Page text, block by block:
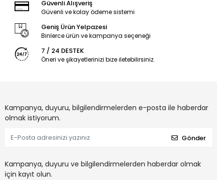
Güvenli Alışveriş
Güvenli ve kolay ödeme sistemi
Geniş Ürün Yelpazesi
Binlerce ürün ve kampanya seçeneği
7 / 24 DESTEK
Öneri ve şikayetlerinizi bize iletebilirsiniz.
Kampanya, duyuru, bilgilendirmelerden e-posta ile haberdar
olmak istiyorum.
Gönder
Kampanya, duyuru ve bilgilendirmelerden haberdar olmak
için kayıt olun.